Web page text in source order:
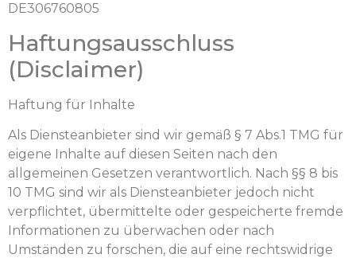
DE306760805
Haftungsausschluss
(Disclaimer)
Haftung für Inhalte
Als Diensteanbieter sind wir gemäß § 7 Abs.1 TMG für
eigene Inhalte auf diesen Seiten nach den
allgemeinen Gesetzen verantwortlich. Nach §§ 8 bis
10 TMG sind wir als Diensteanbieter jedoch nicht
verpflichtet, übermittelte oder gespeicherte fremde
Informationen zu überwachen oder nach
Umständen zu forschen, die auf eine rechtswidrige